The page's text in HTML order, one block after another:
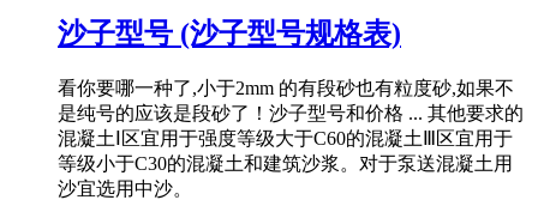
沙子型号 (沙子型号规格表)
看你要哪一种了,小于2mm 的有段砂也有粒度砂,如果不
是纯号的应该是段砂了！沙子型号和价格 ... 其他要求的
混凝土Ⅰ区宜用于强度等级大于C60的混凝土Ⅲ区宜用于
等级小于C30的混凝土和建筑沙浆。对于泵送混凝土用
沙宜选用中沙。